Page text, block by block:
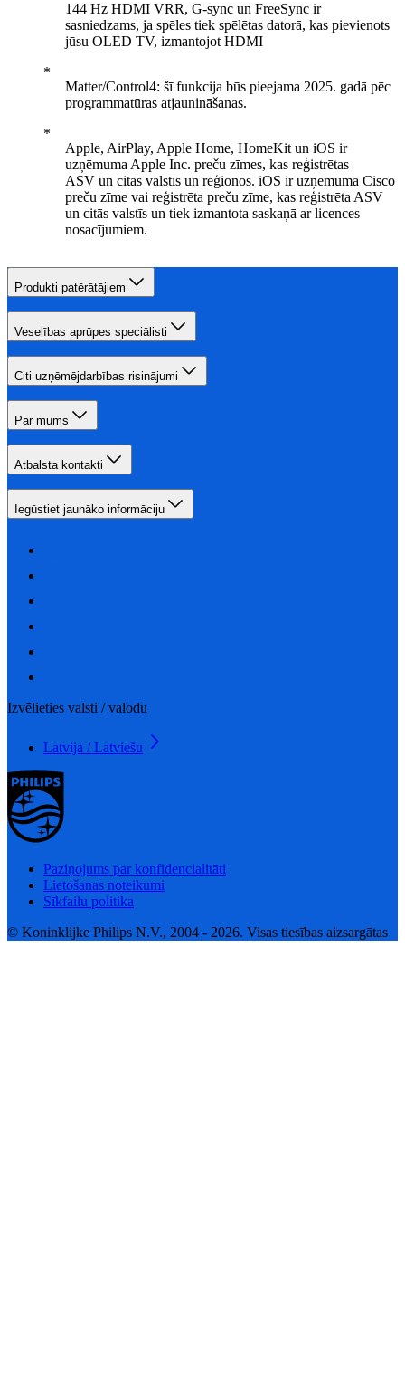
144 Hz HDMI VRR, G-sync un FreeSync ir
sasniedzams, ja spēles tiek spēlētas datorā, kas pievienots
jūsu OLED TV, izmantojot HDMI
Matter/Control4: šī funkcija būs pieejama 2025. gadā pēc
programmatūras atjaunināšanas.
Apple, AirPlay, Apple Home, HomeKit un iOS ir
uzņēmuma Apple Inc. preču zīmes, kas reģistrētas
ASV un citās valstīs un reģionos. iOS ir uzņēmuma Cisco
preču zīme vai reģistrēta preču zīme, kas reģistrēta ASV
un citās valstīs un tiek izmantota saskaņā ar licences
nosacījumiem.
Produkti patērātājiem
Veselības aprūpes speciālisti
Citi uzņēmējdarbības risinājumi
Par mums
Atbalsta kontakti
Iegūstiet jaunāko informāciju
Izvēlieties valsti / valodu
Latvija / Latviešu
Paziņojums par konfidencialitāti
Lietošanas noteikumi
Sīkfailu politika
© Koninklijke Philips N.V., 2004 - 2026. Visas tiesības aizsargātas